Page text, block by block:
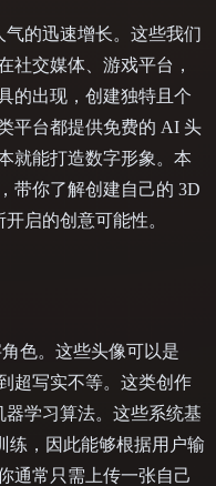
的迅速增长。这些我们
社交媒体、游戏平台，
的出现，创建独特且个
平台都提供免费的 AI 头
就能打造数字形象。本
带你了解创建自己的 3D
启的创意可能性。
色。这些头像可以是
超写实不等。这类创作
学习算法。这些系统基
练，因此能够根据用户输
通常只需上传一张自己